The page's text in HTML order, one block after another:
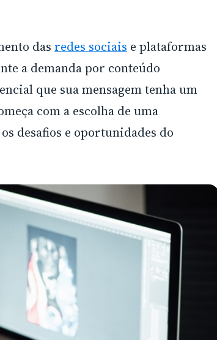
das redes sociais e plataformas
a demanda por conteúdo
que sua mensagem tenha um
com a escolha de uma
desafios e oportunidades do